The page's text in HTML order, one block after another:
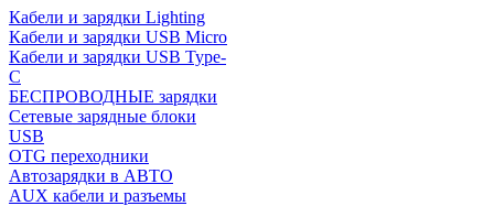
Кабели и зарядки Lighting
Кабели и зарядки USB Micro
Кабели и зарядки USB Type-
C
БЕСПРОВОДНЫЕ зарядки
Сетевые зарядные блоки
USB
OTG переходники
Автозарядки в АВТО
AUX кабели и разъемы